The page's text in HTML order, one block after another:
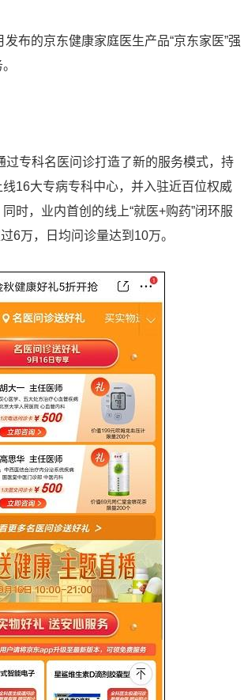
布的京东健康家庭医生产品“京东家医”强
专科名医问诊打造了新的服务模式，持
16大专病专科中心，并入驻近百位权威
时，业内首创的线上“就医+购药”闭环服
6万，日均问诊量达到10万。